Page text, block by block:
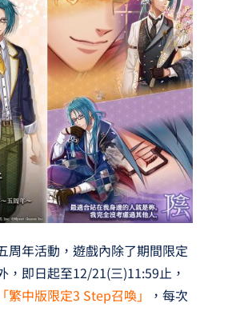
周年活動，遊戲內除了期間限定
，即日起至12/21(三)11:59止，
繁中版限定3 Step召喚」
，每次